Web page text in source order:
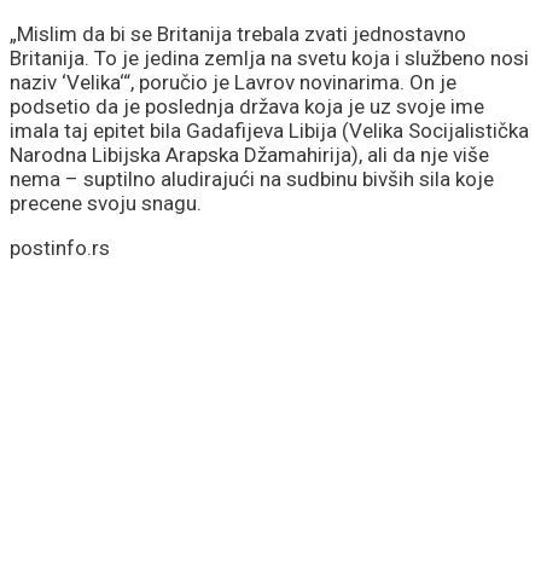
predsednikom
Pezeškijanom
„Mislim da bi se Britanija trebala zvati jednostavno
Britanija. To je jedina zemlja na svetu koja i službeno nosi
naziv ‘Velika‘“, poručio je Lavrov novinarima. On je
podsetio da je poslednja država koja je uz svoje ime
imala taj epitet bila Gadafijeva Libija (Velika Socijalistička
Narodna Libijska Arapska Džamahirija), ali da nje više
nema – suptilno aludirajući na sudbinu bivših sila koje
precene svoju snagu.
postinfo.rs